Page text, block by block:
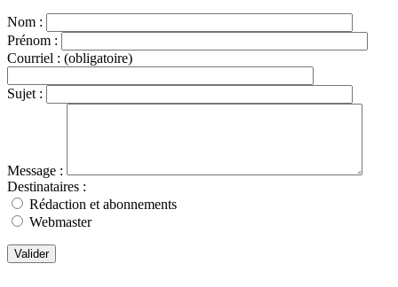
Nom :
Prénom :
Courriel : (obligatoire)
Sujet :
Message :
Destinataires :
Rédaction et abonnements
Webmaster
Valider